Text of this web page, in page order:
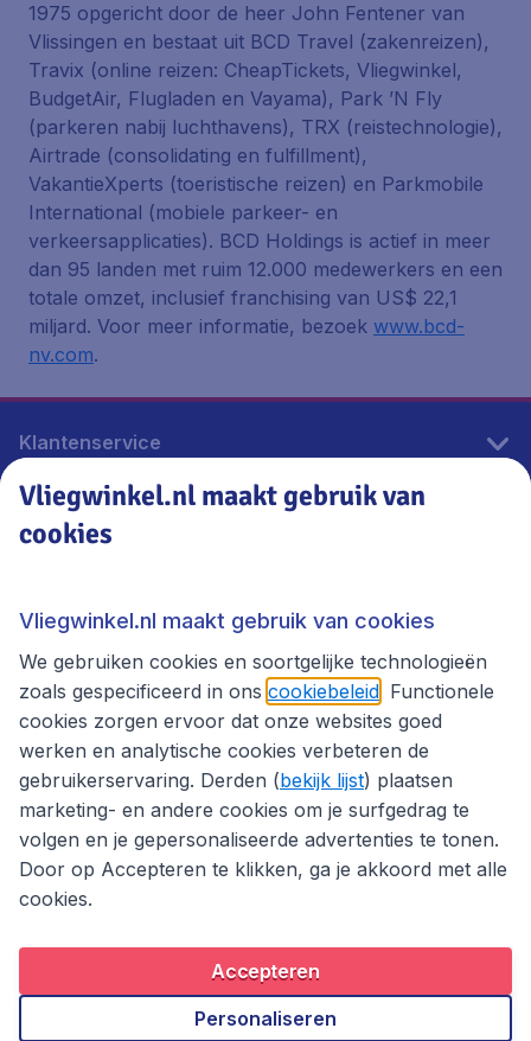
1975 opgericht door de heer John Fentener van
Vlissingen en bestaat uit BCD Travel (zakenreizen),
Travix (online reizen: CheapTickets, Vliegwinkel,
BudgetAir, Flugladen en Vayama), Park ’N Fly
(parkeren nabij luchthavens), TRX (reistechnologie),
Airtrade (consolidating en fulfillment),
VakantieXperts (toeristische reizen) en Parkmobile
International (mobiele parkeer- en
verkeersapplicaties). BCD Holdings is actief in meer
dan 95 landen met ruim 12.000 medewerkers en een
totale omzet, inclusief franchising van US$ 22,1
miljard. Voor meer informatie, bezoek www.bcd-
nv.com.
Klantenservice
Vliegwinkel.nl
Thema's
Privacybeleid
Copyright © 2026
Vliegwinkel.nl maakt gebruik van
cookies
Vliegwinkel.nl maakt gebruik van cookies
We gebruiken cookies en soortgelijke technologieën
zoals gespecificeerd in ons cookiebeleid . Functionele
cookies zorgen ervoor dat onze websites goed
werken en analytische cookies verbeteren de
gebruikerservaring. Derden (bekijk lijst) plaatsen
marketing- en andere cookies om je surfgedrag te
volgen en je gepersonaliseerde advertenties te tonen.
Door op Accepteren te klikken, ga je akkoord met alle
cookies.
Accepteren
Personaliseren